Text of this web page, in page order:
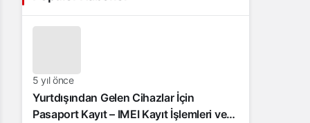
5 yıl önce
Yurtdışından Gelen Cihazlar İçin
Pasaport Kayıt – IMEI Kayıt İşlemleri ve